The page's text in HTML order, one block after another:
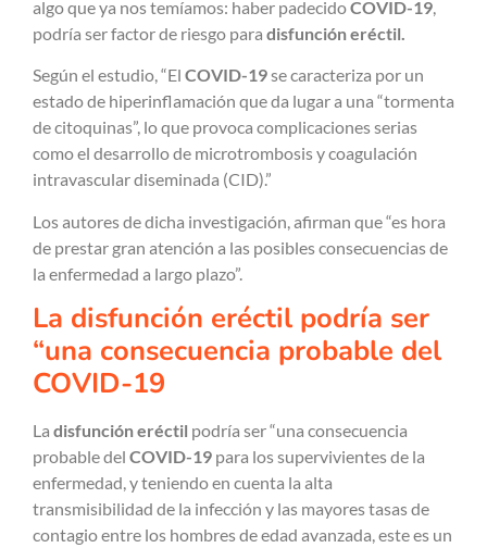
algo que ya nos temíamos: haber padecidoCOVID-19
podría ser factor de riesgo para disfunción eréctil.
Según el estudio, “El COVID-19se caracteriza por un
estado de hiperinflamación que da lugar a una “tormenta
de citoquinas”, lo que provoca complicaciones serias
como el desarrollo de microtrombosis y coagulación
intravascular diseminada (CID).”
Los autores de dicha investigación, afirman que “es hora
de prestar gran atención a las posibles consecuencias de
la enfermedad a largo plazo”.
La disfunción eréctil podría ser
“una consecuencia probable del
COVID-19
La disfunción eréctil podría ser “una consecuencia
probable del COVID-19 para los supervivientes de la
enfermedad, y teniendo en cuenta la alta
transmisibilidad de la infección y las mayores tasas de
contagio entre los hombres de edad avanzada, este es un